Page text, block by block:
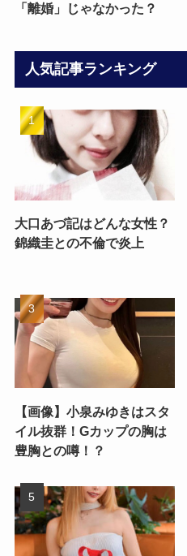
「離婚」じゃなかった？
人気記事ランキング
大口あづ記はどんな女性？
錦織圭との不倫で炎上
【画像】小泉みゆきはスタ
イル抜群！Gカップの胸は
豊胸との噂！？